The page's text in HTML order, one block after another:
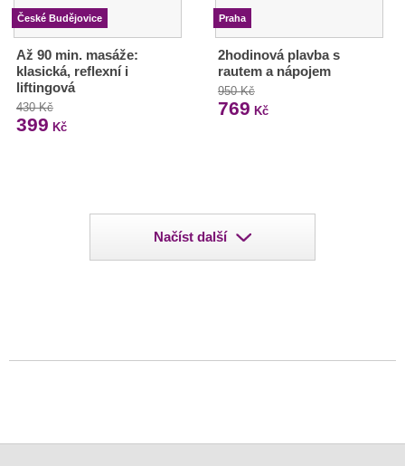
České Budějovice
Až 90 min. masáže:
klasická, reflexní i
liftingová
430 Kč
399 Kč
Praha
2hodinová plavba s
rautem a nápojem
950 Kč
769 Kč
Načíst další